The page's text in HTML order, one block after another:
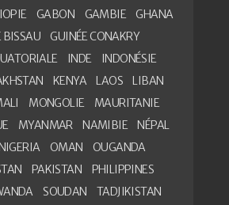
GABON GAMBIE
GHANA
BISSAU
GUINÉE CONAKRY
INDE
INDONÉSIE
KENYA LAOS
LIBAN
MONGOLIE
MAURITANIE
MYANMAR NAMIBIE
NÉPAL
OMAN
OUGANDA
PAKISTAN
PHILIPPINES
SOUDAN
TADJIKISTAN